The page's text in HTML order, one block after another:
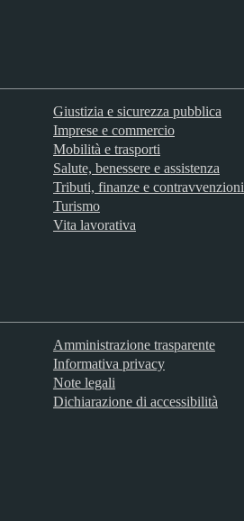
Giustizia e sicurezza pubblica
Imprese e commercio
Mobilità e trasporti
Salute, benessere e assistenza
Tributi, finanze e contravvenzioni
Turismo
Vita lavorativa
Amministrazione trasparente
Informativa privacy
Note legali
Dichiarazione di accessibilità